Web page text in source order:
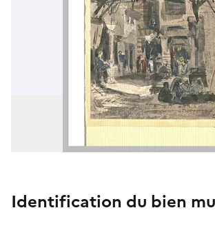
Identification du bien